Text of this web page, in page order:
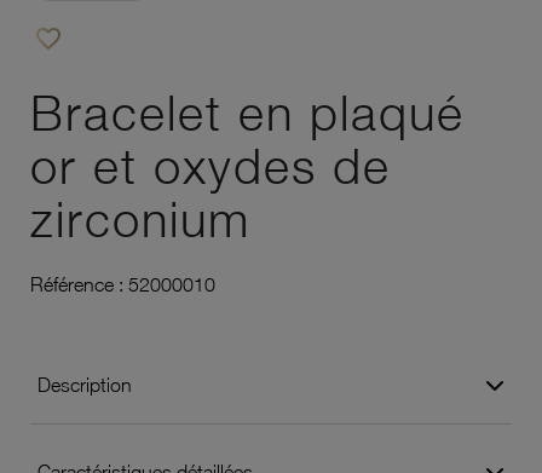
favorite_border
Bracelet en plaqué
or et oxydes de
zirconium
Référence : 52000010
Description